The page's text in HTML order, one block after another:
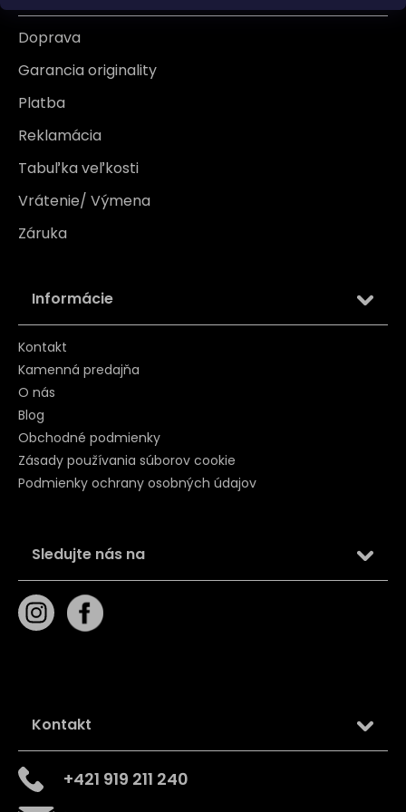
Doprava
Garancia originality
Platba
Reklamácia
Tabuľka veľkosti
Vrátenie/ Výmena
Záruka
Informácie
Kontakt
Kamenná predajňa
O nás
Blog
Obchodné podmienky
Zásady používania súborov cookie
Podmienky ochrany osobných údajov
Sledujte nás na
Kontakt
+421 919 211 240